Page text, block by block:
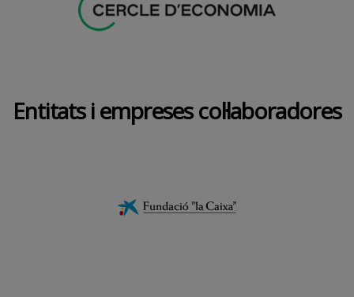
Entitats i empreses col·laboradores